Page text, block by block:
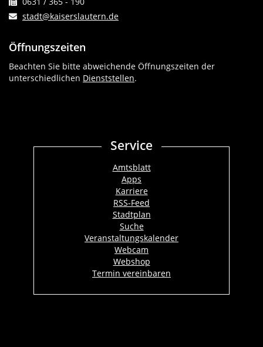
stadt@kaiserslautern.de
Öffnungszeiten
Beachten Sie bitte abweichende Öffnungszeiten der
unterschiedlichen Dienststellen.
Service
Amtsblatt
Apps
Karriere
RSS-Feed
Stadtplan
Suche
Veranstaltungskalender
Webcam
Webshop
Termin vereinbaren